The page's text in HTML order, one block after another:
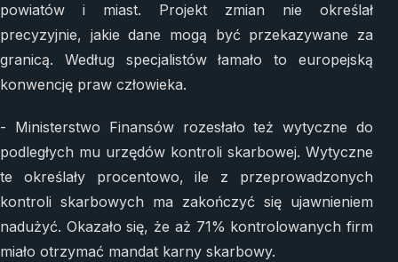
powiatów i miast. Projekt zmian nie określał
precyzyjnie, jakie dane mogą być przekazywane za
granicą. Według specjalistów łamało to europejską
konwencję praw człowieka.
- Ministerstwo Finansów rozesłało też wytyczne do
podległych mu urzędów kontroli skarbowej. Wytyczne
te określały procentowo, ile z przeprowadzonych
kontroli skarbowych ma zakończyć się ujawnieniem
nadużyć. Okazało się, że aż 71% kontrolowanych firm
miało otrzymać mandat karny skarbowy.